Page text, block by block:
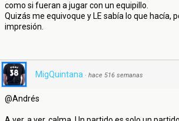
como si fueran a jugar con un equipillo.
Quizás me equivoque y LE sabía lo que hacía,
impresión.
MigQuintana · hace 516 semanas
@Andrés